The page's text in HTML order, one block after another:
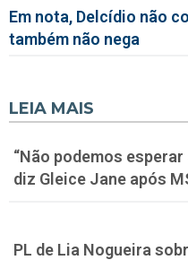
Em nota, Delcídio não
também não nega
LEIA MAIS
“Não podemos
diz Gleice Jane após
PL de Lia Nogueira